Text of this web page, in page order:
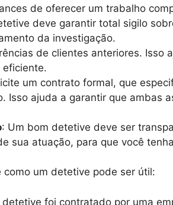
de oferecer um trabalho
deve garantir total sigilo
da investigação.
de clientes anteriores. Isso
eficiente.
um contrato formal, que
Isso ajuda a garantir que ambas
: Um bom detetive deve ser
sua atuação, para que você
um detetive pode ser útil:
detetive foi contratado por uma